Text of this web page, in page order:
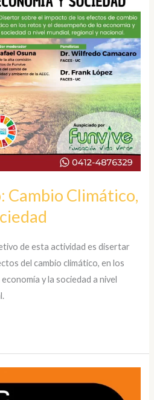
Cambio Climático,
de esta actividad es disertar
del cambio climático, en los
y la sociedad a nivel